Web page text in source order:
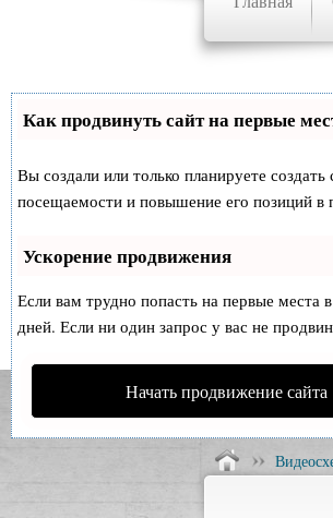
Как продвинуть сайт на первые
Вы создали или только планируете
посещаемости и повышение его позиций в
Ускорение продвижения
Если вам трудно попасть на первые места
дней. Если ни один запрос у вас не
Начать продвижение сайта